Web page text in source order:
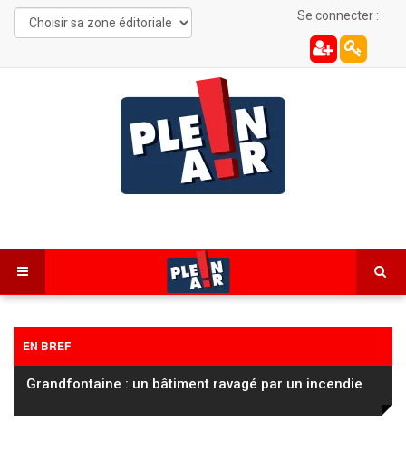
Se connecter :
EN BREF
Cyclisme / Tour de France Femmes : la Française